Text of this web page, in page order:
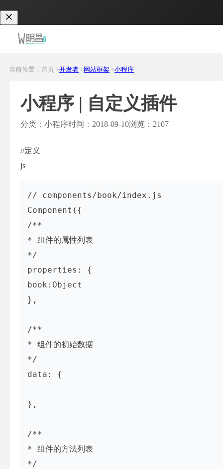
当前位置：首页 >开发者 >网站框架 >小程序
小程序 | 自定义插件
分类：小程序时间：2018-09-10浏览：2107
//定义
js
// components/book/index.js
Component({
/**
* 组件的属性列表
*/
properties: {
book:Object
},
/**
* 组件的初始数据
*/
data: {
},
/**
* 组件的方法列表
*/